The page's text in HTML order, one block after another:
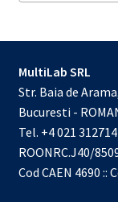
MultiLab SRL
Str. Baia de
Bucuresti -
Tel. +4 021
ROONRC.J40/
Cod CAEN 4690